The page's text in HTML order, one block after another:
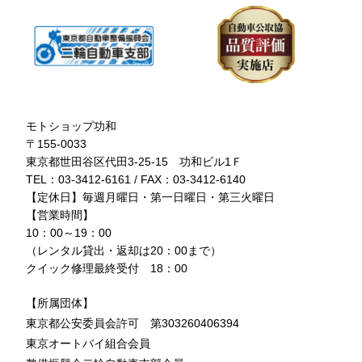
モトショップ功和
〒155-0033
東京都世田谷区代田3-25-15 功和ビル1Ｆ
TEL：03-3412-6161 / FAX：03-3412-6140
【定休日】毎週月曜日・第一日曜日・第三火曜日
【営業時間】
10：00～19：00
（レンタル貸出・返却は20：00まで）
クイック修理最終受付 18：00
【所属団体】
東京都公安委員会許可 第303260406394
東京オートバイ組合会員